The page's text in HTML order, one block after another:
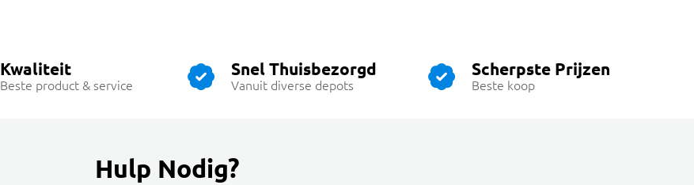
Kwaliteit
Beste product & service
Snel Thuisbezorgd
Vanuit diverse depots
Scherpste Prijzen
Beste koop
Hulp Nodig?